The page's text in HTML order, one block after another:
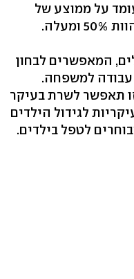
על ממוצע של
המאפשרים לבחון
למשפחה.
תאפשר לשרת בעיקר
לגידול הילדים
לטפל בילדים.